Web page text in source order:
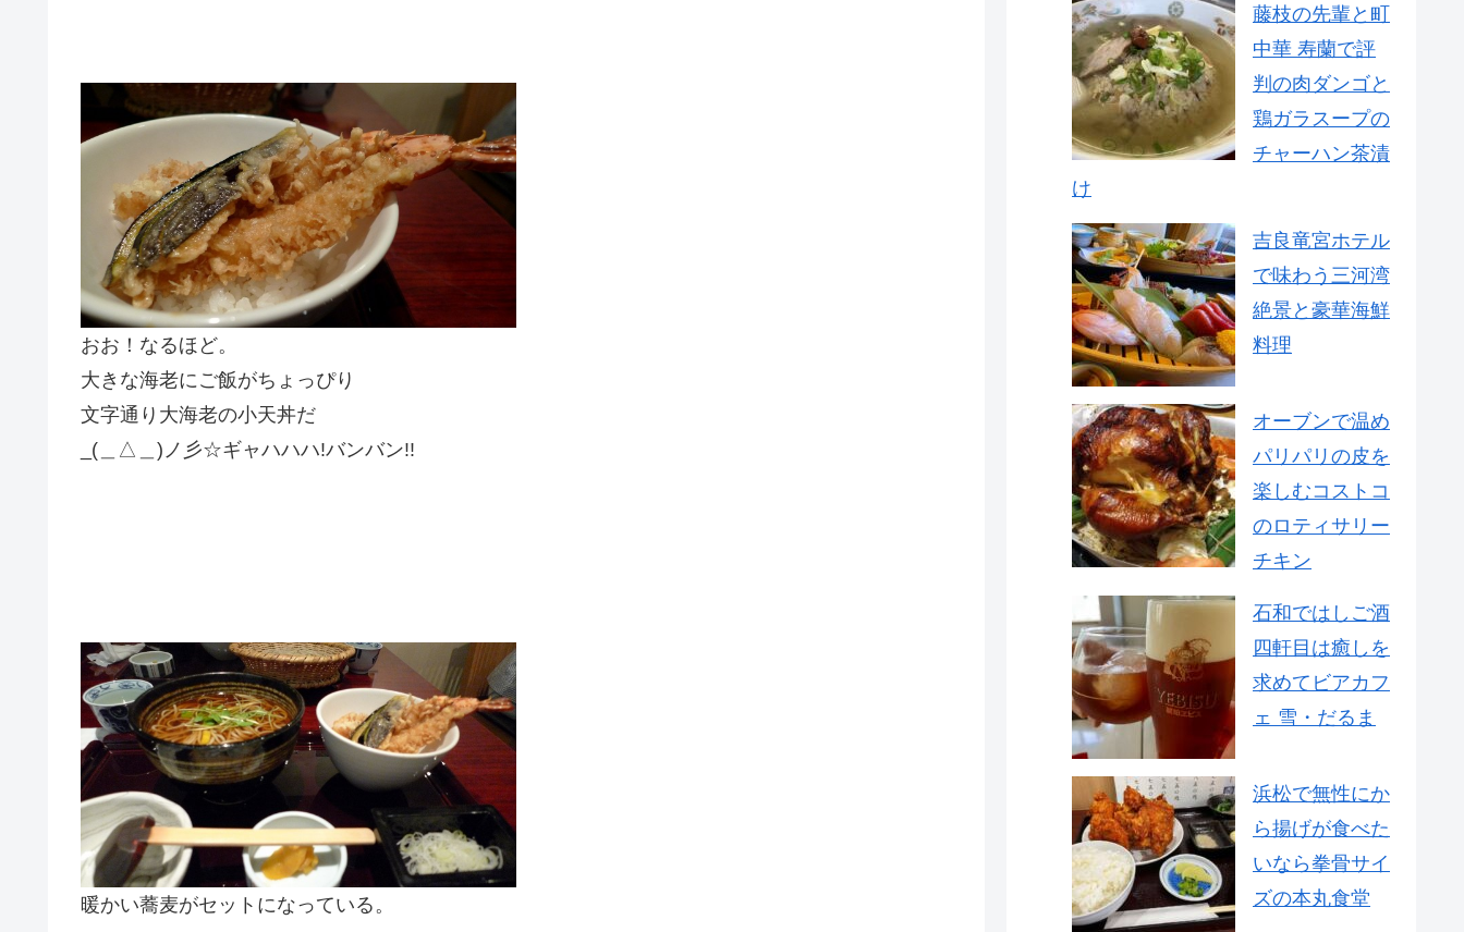
おお！なるほど。
大きな海老にご飯がちょっぴり
文字通り大海老の小天丼だ
_(＿△＿)ノ彡☆ギャハハハ!バンバン!!
暖かい蕎麦がセットになっている。
藤枝の先輩と町
中華 寿蘭で評
判の肉ダンゴと
鶏ガラスープの
チャーハン茶漬
け
吉良竜宮ホテル
で味わう三河湾
絶景と豪華海鮮
料理
オーブンで温め
パリパリの皮を
楽しむコストコ
のロティサリー
チキン
石和ではしご酒
四軒目は癒しを
求めてビアカフ
ェ 雪・だるま
浜松で無性にか
ら揚げが食べた
いなら拳骨サイ
ズの本丸食堂